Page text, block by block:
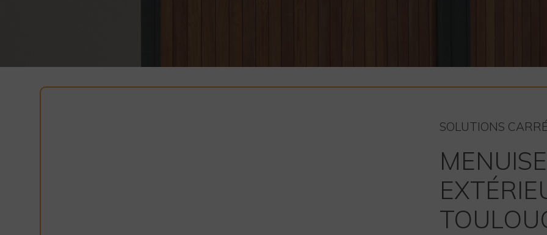
SOLUTIONS CARRÉ